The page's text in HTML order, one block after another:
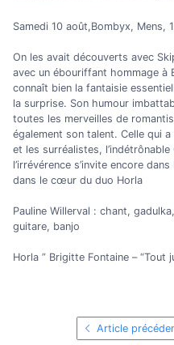
Samedi 10 août,Bombyx, Mens,
On les avait découverts avec
avec un ébouriffant hommage à
connaît bien la fantaisie
la surprise. Son humour
toutes les merveilles de
également son talent. Celle qui
et les surréalistes,
l’irrévérence s’invite encore
dans le cœur du duo Horla
Pauline Willerval : chant,
guitare, banjo
Horla ” Brigitte Fontaine – “Tout
Article